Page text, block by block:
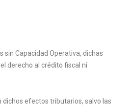
Capacidad Operativa, dichas
derecho al crédito fiscal ni
efectos tributarios, salvo las